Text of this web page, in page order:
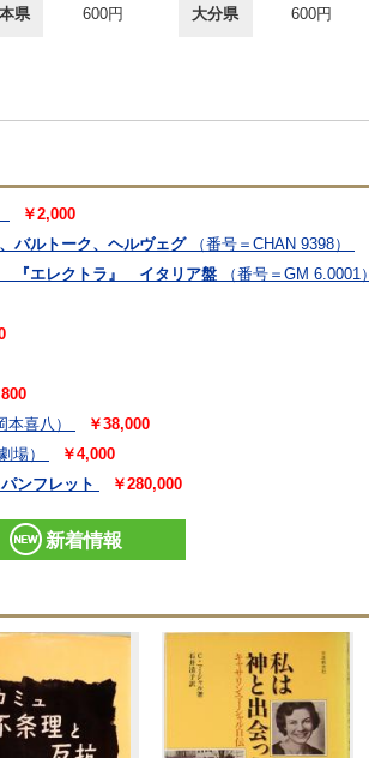
県 600円 大分県 600円
￥2,000
バルトーク、ヘルヴェグ
（番号＝CHAN 9398）
『エレクトラ』 イタリア盤
（番号＝GM 6.0001）
本喜八）
￥38,000
場）
￥4,000
ンフレット
￥280,000
新着情報